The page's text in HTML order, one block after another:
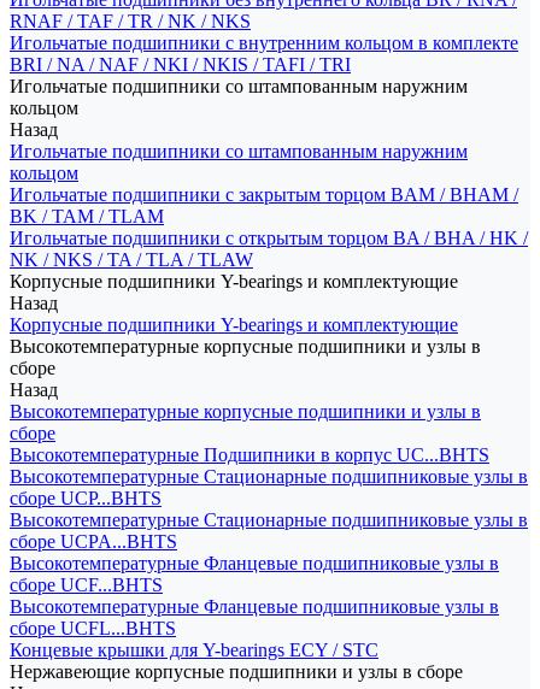
RNAF / TAF / TR / NK / NKS
Игольчатые подшипники с внутренним кольцом в комплекте
BRI / NA / NAF / NKI / NKIS / TAFI / TRI
Игольчатые подшипники со штампованным наружним
кольцом
Назад
Игольчатые подшипники со штампованным наружним
кольцом
Игольчатые подшипники с закрытым торцом BAM / BHAM /
BK / TAM / TLAM
Игольчатые подшипники с открытым торцом BA / BHA / HK /
NK / NKS / TA / TLA / TLAW
Корпусные подшипники Y-bearings и комплектующие
Назад
Корпусные подшипники Y-bearings и комплектующие
Высокотемпературные корпусные подшипники и узлы в
сборе
Назад
Высокотемпературные корпусные подшипники и узлы в
сборе
Высокотемпературные Подшипники в корпус UC...BHTS
Высокотемпературные Стационарные подшипниковые узлы в
сборе UCP...BHTS
Высокотемпературные Стационарные подшипниковые узлы в
сборе UCPA...BHTS
Высокотемпературные Фланцевые подшипниковые узлы в
сборе UCF...BHTS
Высокотемпературные Фланцевые подшипниковые узлы в
сборе UCFL...BHTS
Концевые крышки для Y-bearings ECY / STC
Нержавеющие корпусные подшипники и узлы в сборе